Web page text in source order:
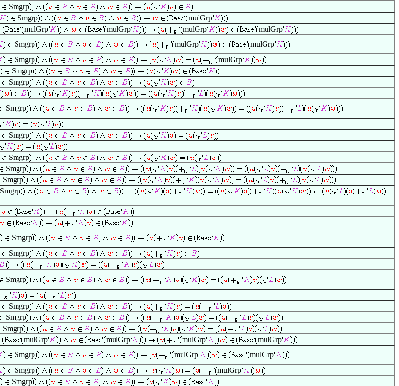
Smgrp
Smgrp
mulGrp
mulGrp mulGrp mulGrp
mulGrp
Smgrp mulGrp
mulGrp
Smgrp
mulGrp
Smgrp
Smgrp
Smgrp
Smgrp
Smgrp
Smgrp
Smgrp
Smgrp
Smgrp
Smgrp
Smgrp
Smgrp
Smgrp
Smgrp
mulGrp mulGrp mulGrp
mulGrp
Smgrp mulGrp
mulGrp
Smgrp
mulGrp
Smgrp